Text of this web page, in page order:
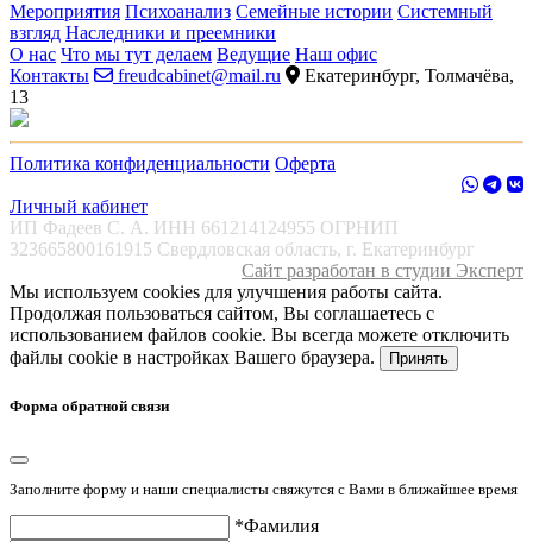
Мероприятия Психоанализ Семейные истории Системный
взгляд Наследники и преемники
О нас Что мы тут делаем Ведущие Наш офис
Контакты
freudcabinet@mail.ru
Екатеринбург, Толмачёва,
13
Политика конфиденциальности Оферта
Личный кабинет
ИП Фадеев С. А. ИНН 661214124955 ОГРНИП
323665800161915 Свердловская область, г. Екатеринбург
Сайт разработан в студии Эксперт
Мы используем cookies для улучшения работы сайта.
Продолжая пользоваться сайтом, Вы соглашаетесь с
использованием файлов cookie. Вы всегда можете отключить
файлы cookie в настройках Вашего браузера.
Принять
Форма обратной связи
Заполните форму и наши специалисты свяжутся с Вами в ближайшее время
*Фамилия